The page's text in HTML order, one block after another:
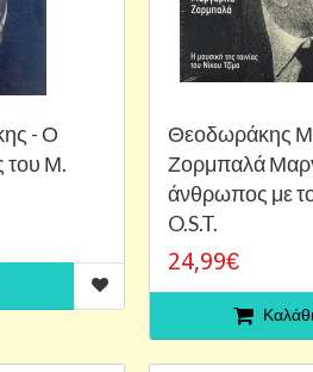
- Ο
του Μ.
Θεοδωράκης
Ζορμπαλά
άνθρωπος με
O.S.T.
24,99€
Καλάθι